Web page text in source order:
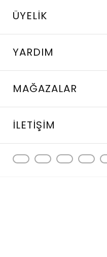
ÜYELIK
YARDIM
MAĞAZALAR
İLETIŞIM